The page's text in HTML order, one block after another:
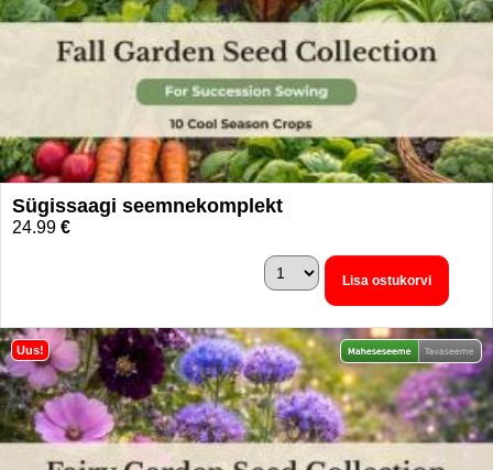
Sügissaagi seemnekomplekt
24.99 €
Lisa ostukorvi
Uus!